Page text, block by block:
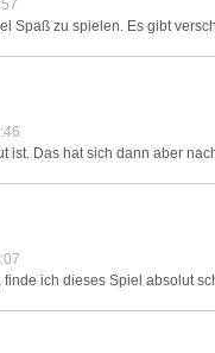
Spaß zu spielen. Es gibt
ist. Das hat sich dann aber
ich dieses Spiel absolut